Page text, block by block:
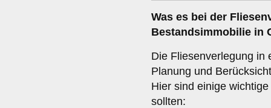
Was es bei der
Bestandsimmobilie in
Die Fliesenverlegung in
Planung und
Hier sind einige
sollten: